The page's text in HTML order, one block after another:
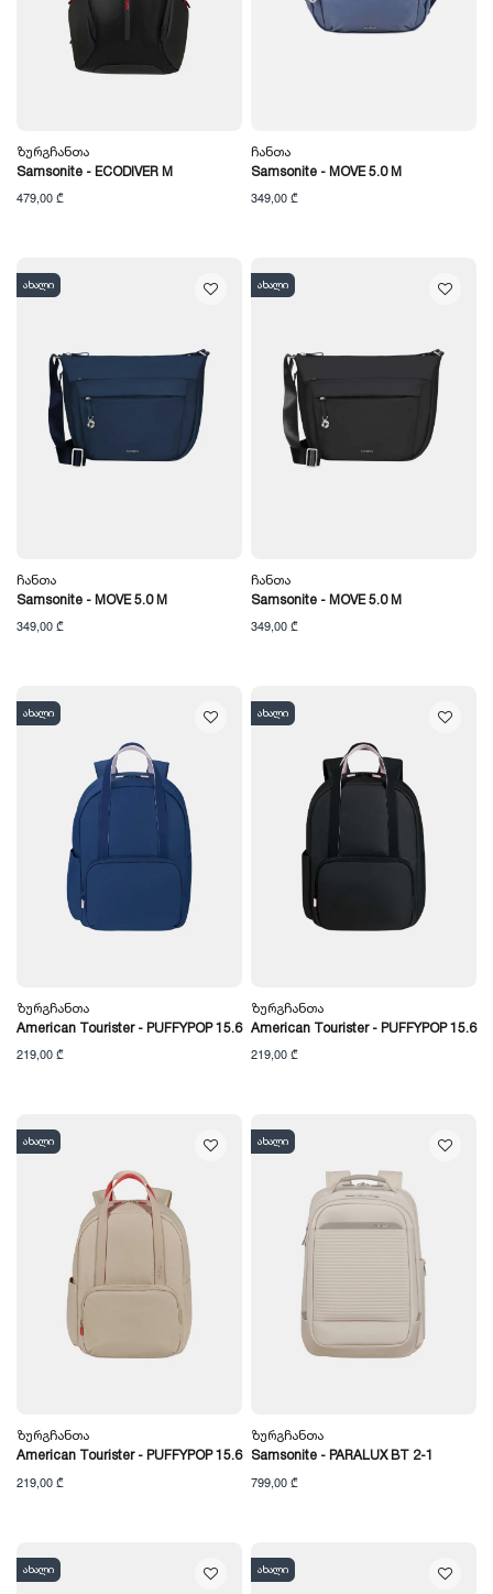
Ზურგჩანთა
Samsonite - ECODIVER M
479,00 ₾
Ჩანთა
Samsonite - MOVE 5.0 M
349,00 ₾
ახალი
Ჩანთა
Samsonite - MOVE 5.0 M
349,00 ₾
ახალი
Ჩანთა
Samsonite - MOVE 5.0 M
349,00 ₾
ახალი
Ზურგჩანთა
American Tourister - PUFFYPOP 15.6
219,00 ₾
ახალი
Ზურგჩანთა
American Tourister - PUFFYPOP 15.6
219,00 ₾
ახალი
Ზურგჩანთა
American Tourister - PUFFYPOP 15.6
219,00 ₾
ახალი
Ზურგჩანთა
Samsonite - PARALUX BT 2-1
799,00 ₾
ახალი ახალი